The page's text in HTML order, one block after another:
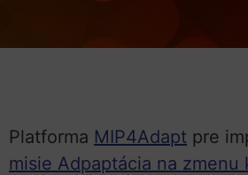
Platforma MIP4Adapt pre
misie Adpaptácia na zmenu